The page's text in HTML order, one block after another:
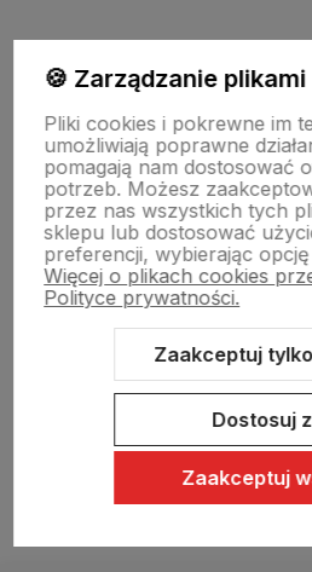
Moje konto
Swiat Edibutik
Sklep internetowy Shoper Premium
🍪 Zarządzanie
Pliki cookies i pokrewne im
umożliwiają poprawne
pomagają nam dostosować
potrzeb. Możesz
przez nas wszystkich tych
sklepu lub dostosować
preferencji, wybierając
Więcej o plikach cookies
Polityce prywatności.
Zaakceptuj
Dostosuj
Zaakceptuj